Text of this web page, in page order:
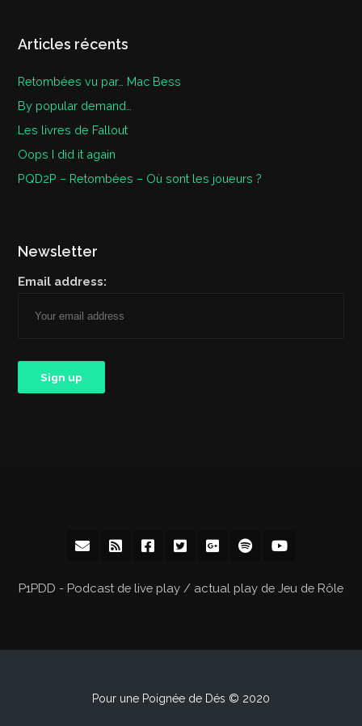
Articles récents
Retombées vu par… Mac Bess
By popular demand…
Les livres de Fallout
Oops I did it again
PQD2P – Retombées – Où sont les joueurs ?
Newsletter
Email address:
P1PDD - Podcast de live play / actual play de Jeu de Rôle
Pour une Poignée de Dés © 2020